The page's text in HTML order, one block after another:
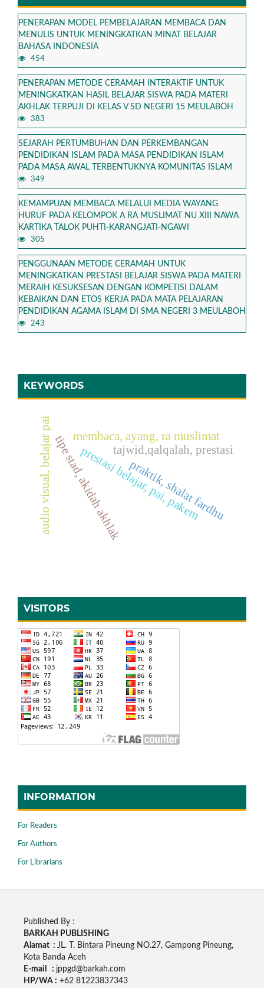
PENERAPAN MODEL PEMBELAJARAN MEMBACA DAN
MENULIS UNTUK MENINGKATKAN MINAT BELAJAR
BAHASA INDONESIA
454
PENERAPAN METODE CERAMAH INTERAKTIF UNTUK
MENINGKATKAN HASIL BELAJAR SISWA PADA MATERI
AKHLAK TERPUJI DI KELAS V SD NEGERI 15 MEULABOH
383
SEJARAH PERTUMBUHAN DAN PERKEMBANGAN
PENDIDIKAN ISLAM PADA MASA PENDIDIKAN ISLAM
PADA MASA AWAL TERBENTUKNYA KOMUNITAS ISLAM
349
KEMAMPUAN MEMBACA MELALUI MEDIA WAYANG
HURUF PADA KELOMPOK A RA MUSLIMAT NU XIII NAWA
KARTIKA TALOK PUHTI-KARANGJATI-NGAWI
305
PENGGUNAAN METODE CERAMAH UNTUK
MENINGKATKAN PRESTASI BELAJAR SISWA PADA MATERI
MERAIH KESUKSESAN DENGAN KOMPETISI DALAM
KEBAIKAN DAN ETOS KERJA PADA MATA PELAJARAN
PENDIDIKAN AGAMA ISLAM DI SMA NEGERI 3 MEULABOH
243
KEYWORDS
prestasi belajar, pai, pakem
tipe stad, akidah akhlaktajwid,qalqalah, prestasi
audio visual, belajar pai praktik, shalat fardhu
membaca, ayang, ra muslimat
VISITORS
INFORMATION
For Readers
For Authors
For Librarians
Published By :
BARKAH PUBLISHING
Alamat : JL. T. Bintara Pineung NO.27, Gampong Pineung,
Kota Banda Aceh
E-mail : jppgd@barkah.com
HP/WA : +62 81223837343